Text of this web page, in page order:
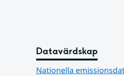
Datavärdskap
Nationella